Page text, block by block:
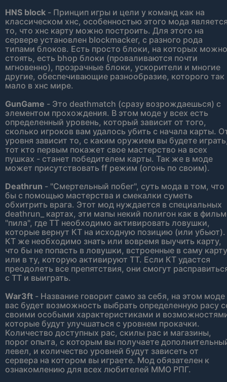
HNS block - Принцип игры и цели у команд как на
классическом хнс, особенностью этого мода
то, что хнс карту можно построить. Для этого на
сервере установлен blockmacker, с разного рода
типами блоков. Есть просто блоки, на которых можно
стоять, есть bhop блоки (проваливаются почти
мгновенно), прозрачные блоки, ускорители и многие
другие, обеспечивающие разнообразие, которого так
мало в хнс мире.
GunGame - Это deathmatch (сразу возрождаешься) с
элементом прохождения. В этом моде у всех есть
определенный уровень, который зависит от того,
сколько игроков вам удалось убить с начала карты.
уровня зависит то, с каким оружием вы будете
тот кто первым покажет свое мастерство на всех
пушках - станет победителем карты. Так же в моде
может присутствовать ff режим (огонь по своим).
Deathrun - "Смертельный побег", суть мода в том, что
бы с помощью мастерства и смекалки суметь
обхитрить врага. Этот мод нуждается в специальных
deathrun_ картах, эти мапы некий полигон как в
"пила", где ТТ необходимо активировать ловушки,
которые вернут КТ на исходную позицию (или убьют).
КТ же необходимо знать или вовремя выучить карту,
что бы не попасть в ловушки, встроенные в саму карту
или в ту, которую активируют ТТ. Если КТ удастся
преодолеть все препятствия, они смогут
с ТТ и выиграть.
War3ft - Название говорит само за себя, на этом моде
вас будет возможность выбрать определенную расу
своими особыми характеристиками и
которые будут улучшаться с уровнем прокачки.
Количество доступных рас, скилы рас и магазины,
порог опыта, с которым вы получаете
левел, и количество уровней будут зависеть от
сервера на котором вы играете. Мод обязателен к
ознакомлению для всех любителей ММО РПГ.